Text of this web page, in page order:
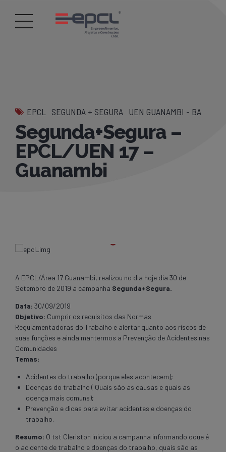
EPCL SEGUNDA + SEGURA UEN GUANAMBI - BA
Segunda+Segura –
EPCL/UEN 17 –
Guanambi
A EPCL/Área 17 Guanambi, realizou no dia hoje dia 30 de
Setembro de 2019 a campanha Segunda+Segura.
Data: 30/09/2019
Objetivo: Cumprir os requisitos das Normas
Regulamentadoras do Trabalho e alertar quanto aos riscos de
suas funções e ainda mantermos a Prevenção de Acidentes nas
Comunidades
Temas:
Acidentes do trabalho (porque eles acontecem);
Doenças do trabalho ( Quais são as causas e quais as
doença mais comuns);
Prevenção e dicas para evitar acidentes e doenças do
trabalho.
Resumo: O tst Cleriston iniciou a campanha informando oque é
o acidente de trabalho e doenças do trabalho, quais são as